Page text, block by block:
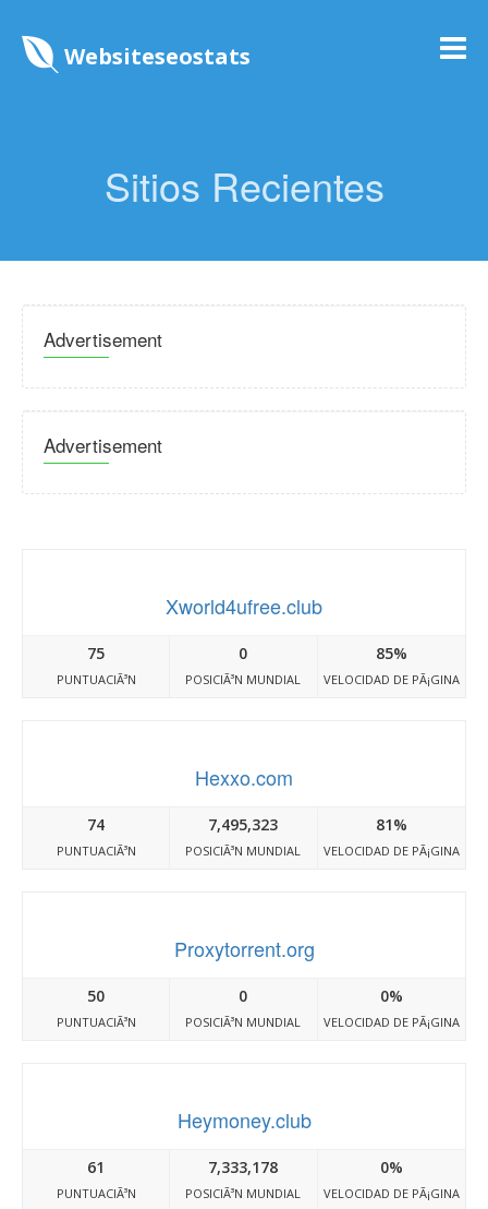
Websiteseostats
Sitios Recientes
Advertisement
Advertisement
Xworld4ufree.club
75
PUNTUACIÃ³N
0
POSICIÃ³N MUNDIAL
85%
VELOCIDAD DE PÃ¡GINA
Hexxo.com
74
PUNTUACIÃ³N
7,495,323
POSICIÃ³N MUNDIAL
81%
VELOCIDAD DE PÃ¡GINA
Proxytorrent.org
50
PUNTUACIÃ³N
0
POSICIÃ³N MUNDIAL
0%
VELOCIDAD DE PÃ¡GINA
Heymoney.club
61
PUNTUACIÃ³N
7,333,178
POSICIÃ³N MUNDIAL
0%
VELOCIDAD DE PÃ¡GINA